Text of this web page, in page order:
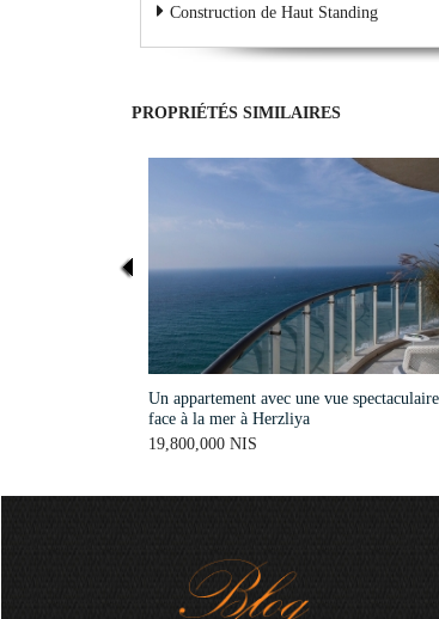
Construction de Haut Standing
PROPRIÉTÉS SIMILAIRES
Un appartement avec une vue spectaculaire
face à la mer à Herzliya
19,800,000 NIS